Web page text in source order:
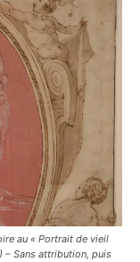
au « Portrait de vieil
– Sans attribution, puis